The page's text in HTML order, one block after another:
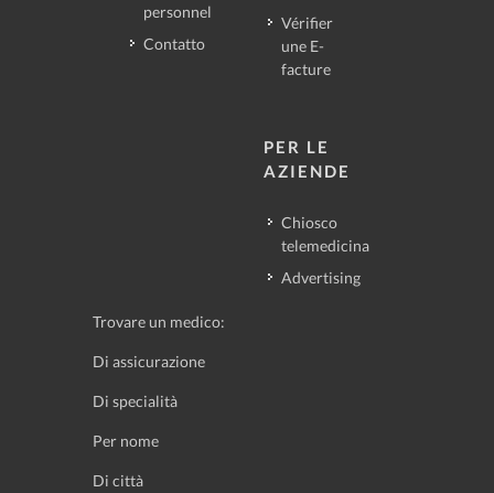
personnel
Contatto
Vérifier
une E-
facture
PER LE
AZIENDE
Chiosco
telemedicina
Advertising
Trovare un medico:
Di assicurazione
Di specialità
Per nome
Di città